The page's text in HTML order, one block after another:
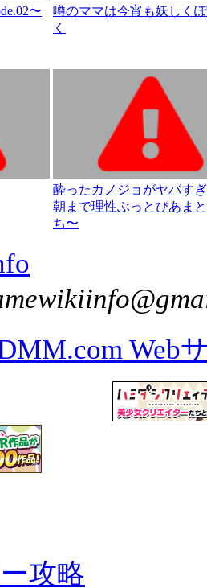
〜
噂のママは今宵も妖しく
く
酔ったカノジョがヤバす
朝まで理性ぶっとびあま
ち〜
Web
攻略